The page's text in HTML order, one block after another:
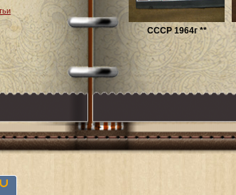
СССР 1964г **